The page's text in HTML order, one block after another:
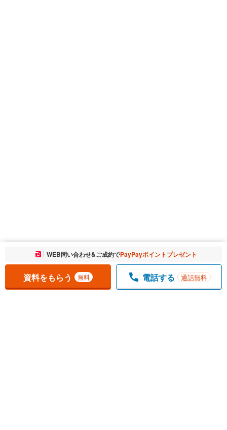
お気に入りに追加しました。 一覧を開く
WEB問い合わせ&ご成約でPayPayポイントプレゼント
資料をもらう 無料 電話する 通話無料